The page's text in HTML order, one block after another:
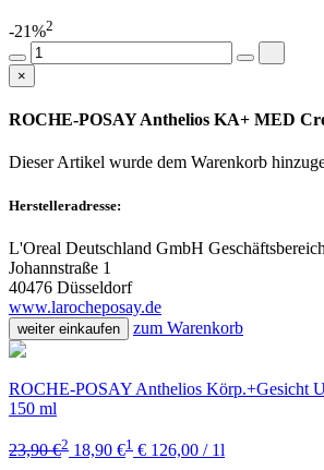
-21%2
×
ROCHE-POSAY Anthelios KA+ MED
Dieser Artikel wurde dem Warenkorb
Herstelleradresse:
L'Oreal Deutschland GmbH
Johannstraße 1
40476 Düsseldorf
www.larocheposay.de
weiter einkaufen zum Warenkorb
ROCHE-POSAY Anthelios Körp.+Gesicht
150 ml
23,90 €2 18,90 €1 € 126,00 / 1l